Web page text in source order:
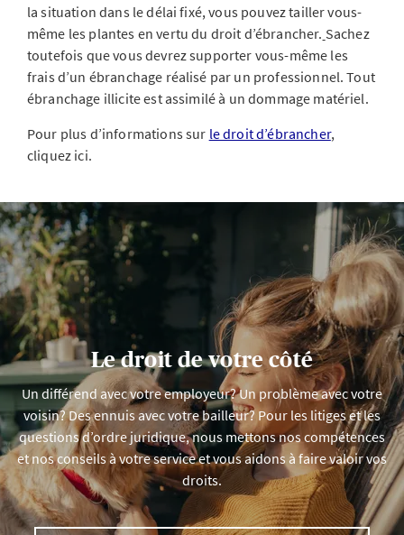
la situation dans le délai fixé, vous pouvez tailler vous-
même les plantes en vertu du droit d’ébrancher. Sachez
toutefois que vous devrez supporter vous-même les
frais d’un ébranchage réalisé par un professionnel. Tout
ébranchage illicite est assimilé à un dommage matériel.
Pour plus d’informations sur le droit d’ébrancher,
cliquez ici.
Le droit de votre côté
Un différend avec votre employeur? Un problème avec votre
voisin? Des ennuis avec votre bailleur? Pour les litiges et les
questions d’ordre juridique, nous mettons nos compétences
et nos conseils à votre service et vous aidons à faire valoir vos
droits.